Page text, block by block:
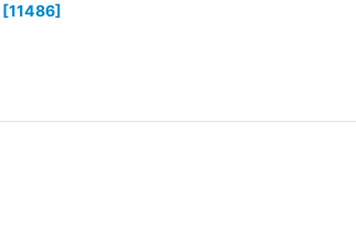
[11486]